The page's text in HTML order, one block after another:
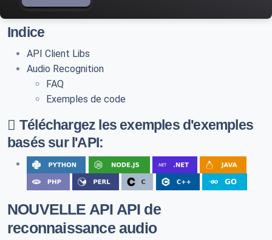
Indice
API Client Libs
Audio Recognition
FAQ
Exemples de code
Téléchargez les exemples d'exemples
basés sur l'API:
NOUVELLE API API de
reconnaissance audio